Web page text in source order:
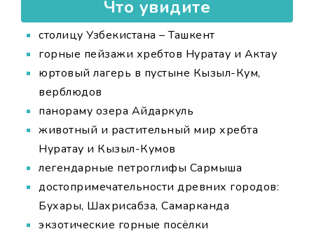
Что увидите
столицу Узбекистана – Ташкент
горные пейзажи хребтов Нуратау и Актау
юртовый лагерь в пустыне Кызыл-Кум,
верблюдов
панораму озера Айдаркуль
животный и растительный мир хребта
Нуратау и Кызыл-Кумов
легендарные петроглифы Сармыша
достопримечательности древних городов:
Бухары, Шахрисабза, Самарканда
экзотические горные посёлки